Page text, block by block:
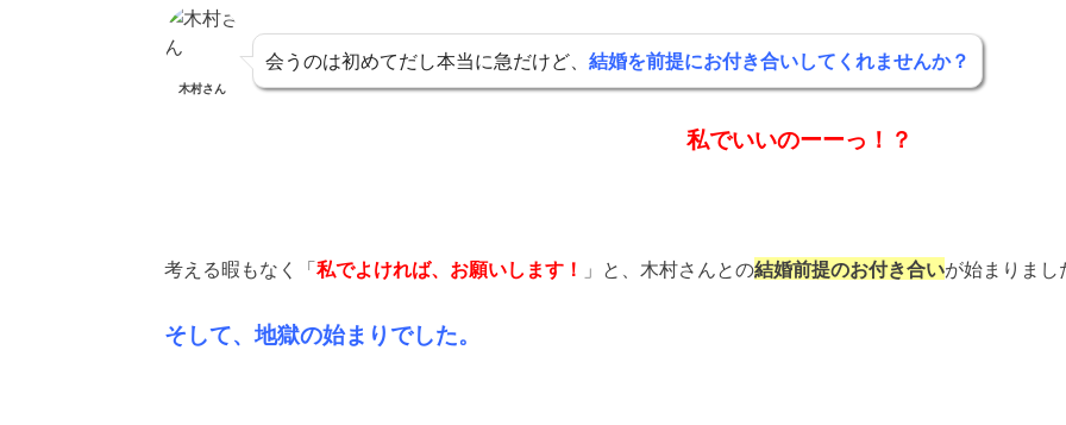
木村さん
会うのは初めてだし本当に急だけど、 結婚を前提にお付き合いしてくれませんか？
私でいいのーーっ！？
考える暇もなく「私でよければ、お願いします！ 」と、木村さんとの結婚前提のお付き合いが始まりまし
そして、地獄の始まりでした。